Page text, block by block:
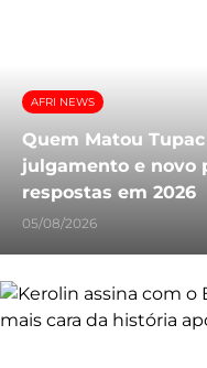
AFRI NEWS
Quem Matou
julgamento e novo
respostas em 2026
05/08/2026